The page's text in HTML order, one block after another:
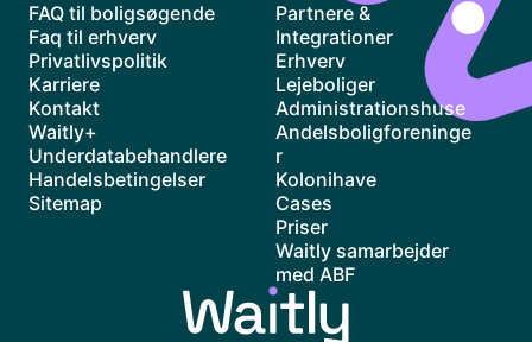
FAQ til boligsøgende
Faq til erhverv
Privatlivspolitik
Karriere
Kontakt
Waitly+
Underdatabehandlere
Handelsbetingelser
Sitemap
Partnere &
Integrationer
Erhverv
Lejeboliger
Administrationshuse
Andelsboligforeninge
r
Kolonihave
Cases
Priser
Waitly samarbejder
med ABF